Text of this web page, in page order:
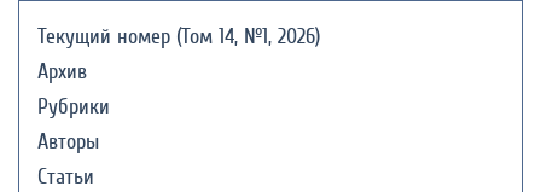
Текущий номер (Том 14, №1, 2026)
Архив
Рубрики
Авторы
Статьи